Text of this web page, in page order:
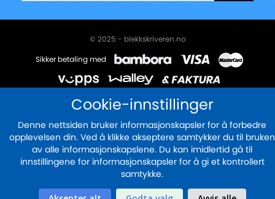
vårt
© 2025 - blekkskriveren.no
Sikker betaling med
Cookie-innstillinger
Denne nettsiden bruker informasjonskapsler for å forbedre
opplevelsen din. Ved å klikke akseptere samtykker du til bruken
av alle informasjonskapslene. Du kan imidlertid gå til
innstillingene for informasjonskapsler for å gi et kontrollert
samtykke.